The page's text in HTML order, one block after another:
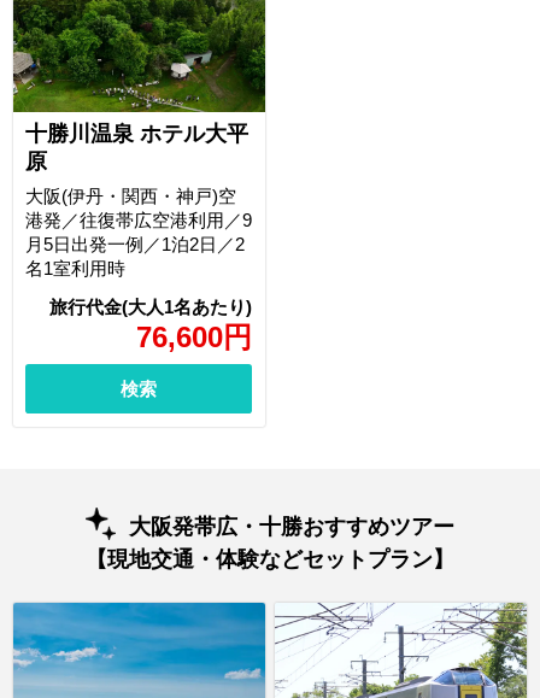
十勝川温泉 ホテル大平
原
76,600円
大阪(伊丹・関西・神戸)空
港発／往復帯広空港利用／9
月5日出発一例／1泊2日／2
名1室利用時
検索
大阪発帯広・十勝おすすめツアー
【現地交通・体験などセットプラン】